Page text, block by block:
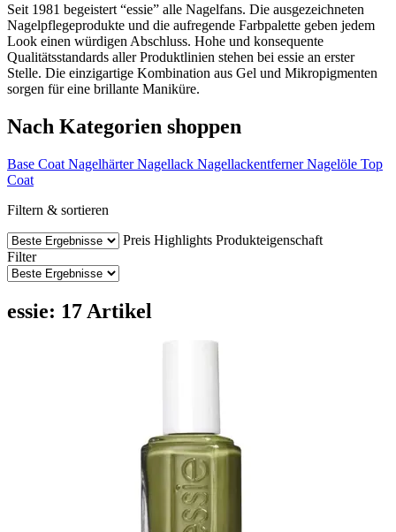
Seit 1981 begeistert “essie” alle Nagelfans. Die ausgezeichneten
Nagelpflegeprodukte und die aufregende Farbpalette geben jedem
Look einen würdigen Abschluss. Hohe und konsequente
Qualitätsstandards aller Produktlinien stehen bei essie an erster
Stelle. Die einzigartige Kombination aus Gel und Mikropigmenten
sorgen für eine brillante Maniküre.
Nach Kategorien shoppen
Base Coat Nagelhärter Nagellack Nagellackentferner Nagelöle Top
Coat
Filtern & sortieren
Preis Highlights Produkteigenschaft
Filter
essie: 17 Artikel